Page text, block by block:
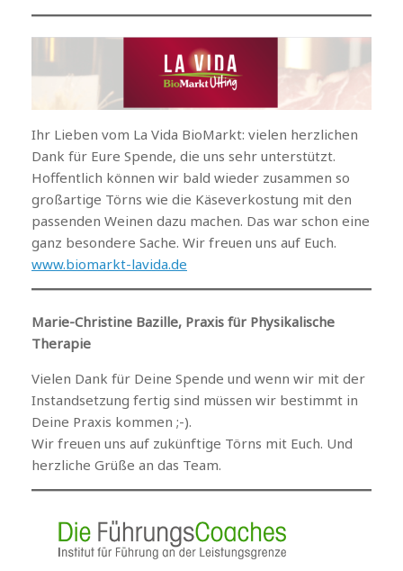
Ihr Lieben vom La Vida BioMarkt: vielen herzlichen
Dank für Eure Spende, die uns sehr unterstützt.
Hoffentlich können wir bald wieder zusammen so
großartige Törns wie die Käseverkostung mit den
passenden Weinen dazu machen. Das war schon eine
ganz besondere Sache. Wir freuen uns auf Euch.
www.biomarkt-lavida.de
Marie-Christine Bazille, Praxis für Physikalische
Therapie
Vielen Dank für Deine Spende und wenn wir mit der
Instandsetzung fertig sind müssen wir bestimmt in
Deine Praxis kommen ;-).
Wir freuen uns auf zukünftige Törns mit Euch. Und
herzliche Grüße an das Team.